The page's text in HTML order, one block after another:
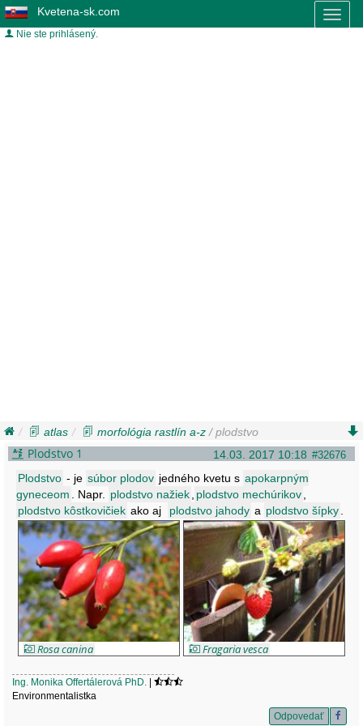
Kvetena-sk.com
Nie ste prihlásený.
atlas morfológia rastlín a-z / plodstvo
14.03. 2017 10:18 #32676
Plodstvo 1
Plodstvo - je súbor plodov jedného kvetu s apokarpným
gyneceom
. Napr. plodstvo nažiek plodstvo mechúrikov
plodstvo kôstkovičiek ako aj plodstvo jahody a plodstvo šípky
Rosa canina Fragaria vesca
Ing. Monika Offertálerová PhD. |
Environmentalistka
Odpovedať